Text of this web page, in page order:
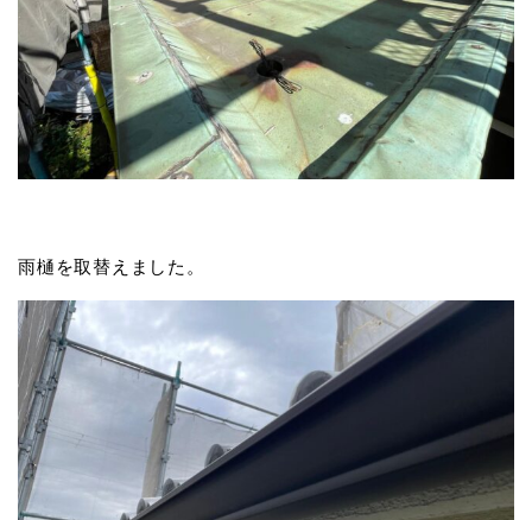
雨樋を取替えました。